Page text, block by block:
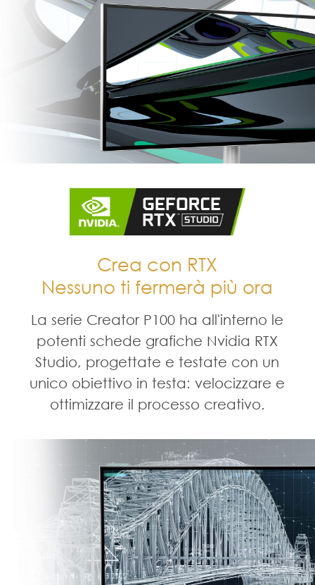
Crea con RTX
Nessuno ti fermerà più ora
La serie Creator P100 ha all'interno le
potenti schede grafiche Nvidia RTX
Studio, progettate e testate con un
unico obiettivo in testa: velocizzare e
ottimizzare il processo creativo.